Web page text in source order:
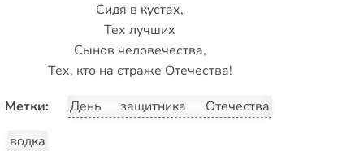
Сидя в кустах,
Тех лучших
Сынов человечества,
Тех, кто на страже Отечества!
Метки:
День защитника Отечества
водка